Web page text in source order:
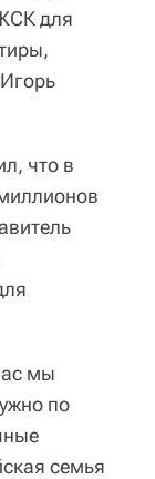
для
что в
мы
по
семья